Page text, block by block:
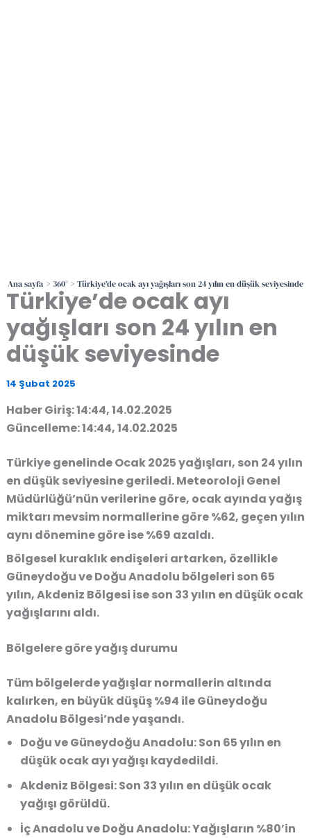
Ana sayfa 360° Türkiye’de ocak ayı yağışları son 24 yılın en düşük seviyesinde
Türkiye’de ocak ayı
yağışları son 24 yılın en
düşük seviyesinde
14 Şubat 2025
Haber Giriş: 14:44, 14.02.2025
Güncelleme: 14:44, 14.02.2025
Türkiye genelindeOcak 2025 yağışları, son 24 yılın
en düşük seviyesine geriledi.Meteoroloji Genel
Müdürlüğü’nün verilerine göre, ocak ayında yağış
miktarı mevsim normallerine göre %62, geçen yılın
aynı dönemine göre ise %69 azaldı.
Bölgesel kuraklık endişeleri artarken, özellikle
Güneydoğu ve Doğu Anadolu bölgeleri son 65
yılın, Akdeniz Bölgesi ise son 33 yılın en düşük ocak
yağışlarını aldı.
Bölgelere göre yağış durumu
Tüm bölgelerde yağışlar normallerin altında
kalırken, en büyük düşüş%94 ile Güneydoğu
Anadolu Bölgesi’ndeyaşandı.
Doğu ve Güneydoğu Anadolu:Son 65 yılın en
düşük ocak ayı yağışı kaydedildi.
Akdeniz Bölgesi:Son 33 yılın en düşük ocak
yağışı görüldü.
İç Anadolu ve Doğu Anadolu:Yağışların %80’in